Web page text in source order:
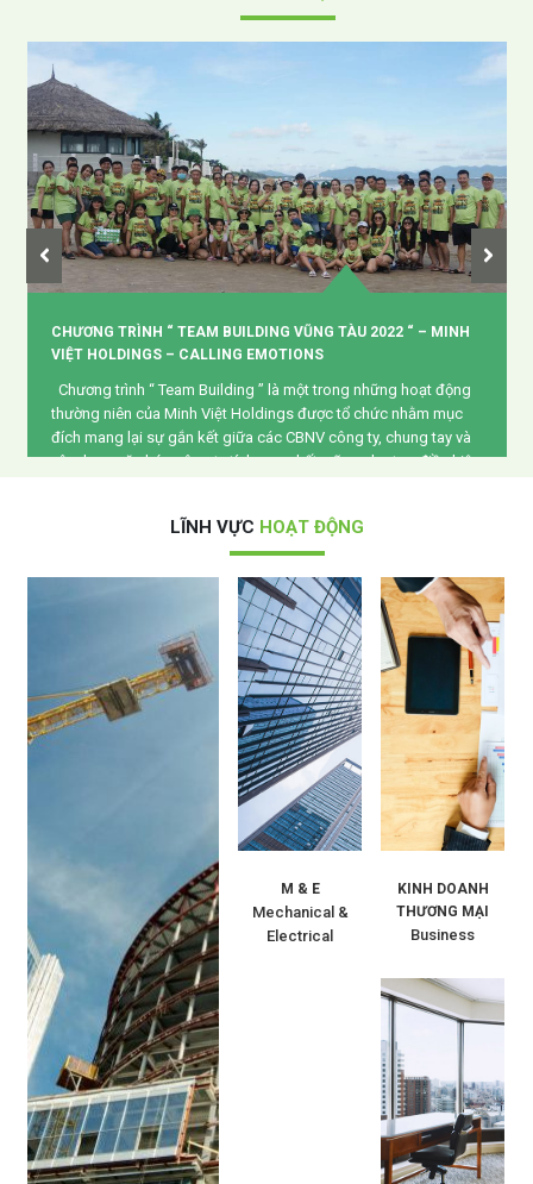
PHONG THỦY CỬA RA VÀO MANG LẠI MAY MẮN CHO NGÔI
NHÀ
Quan điểm nhà cao cửa rộng Người xưa cho rằng những gia
đình giàu có phải đạt tiêu chuẩn nhà cao cửa rộng, chính vì thế,
khi xây dựng thiết kế nhà, cửa chính luôn phải đặt ở vị trí rộng
nhất, cửa rộng mở để đón các luồng khí tốt. Hơn nữa, cửa rộng
[…]
Xem thêm
LĨNH VỰC HOẠT ĐỘNG
M & E
Mechanical &
Electrical
KINH DOANH
THƯƠNG MẠI
Business